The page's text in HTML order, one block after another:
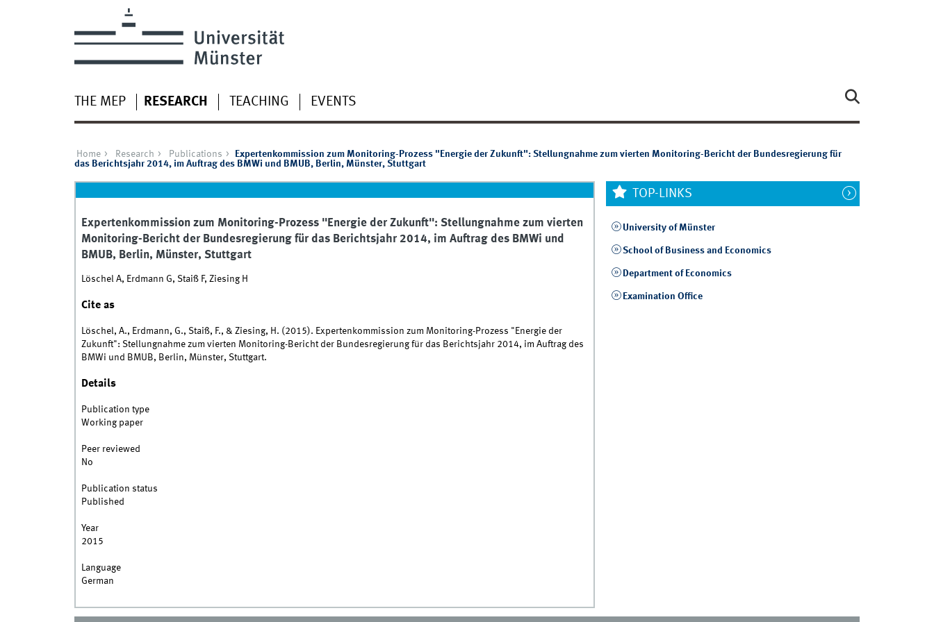
THE MEP RESEARCH TEACHING EVENTS
Home Research Publications
Expertenkommission zum Monitoring-Prozess "Energie der Zukunft": Stellungnahme zum vierten Monitoring-Bericht der Bundesregierung für
das Berichtsjahr 2014, im Auftrag des BMWi und BMUB, Berlin, Münster, Stuttgart
Expertenkommission zum Monitoring-Prozess "Energie der Zukunft": Stellungnahme zum vierten
Monitoring-Bericht der Bundesregierung für das Berichtsjahr 2014, im Auftrag des BMWi und
BMUB, Berlin, Münster, Stuttgart
Löschel A, Erdmann G, Staiß F, Ziesing H
Cite as
Löschel, A., Erdmann, G., Staiß, F., & Ziesing, H. (2015). Expertenkommission zum Monitoring-Prozess "Energie der
Zukunft": Stellungnahme zum vierten Monitoring-Bericht der Bundesregierung für das Berichtsjahr 2014, im Auftrag des
BMWi und BMUB, Berlin, Münster, Stuttgart.
Details
Publication type
Working paper
Peer reviewed
No
Publication status
Published
Year
2015
Language
German
TOP-LINKS
University of Münster
School of Business and Economics
Department of Economics
Examination Office